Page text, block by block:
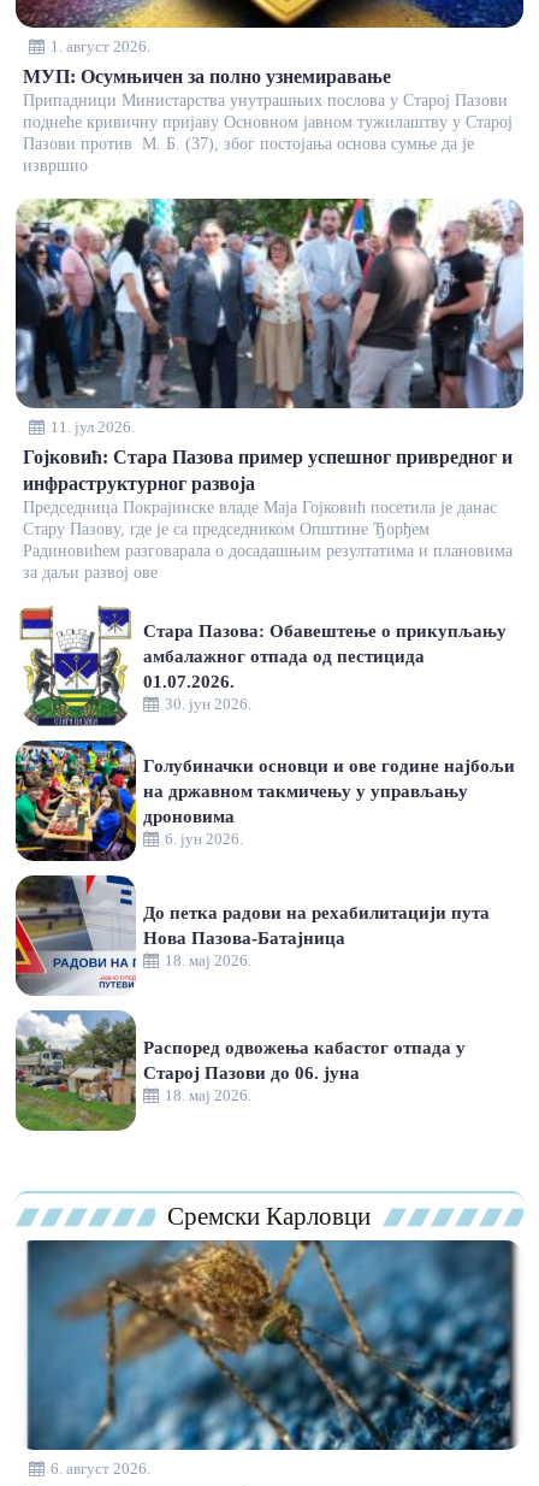
1. август 2026.
МУП: Осумњичен за полно узнемиравање
Припадници Министарства унутрашњих послова у Старој Пазови
поднеће кривичну пријаву Основном јавном тужилаштву у Старој
Пазови против М. Б. (37), због постојања основа сумње да је
извршио
11. јул 2026.
Гојковић: Стара Пазова пример успешног привредног и
инфраструктурног развоја
Председница Покрајинске владе Маја Гојковић посетила је данас
Стару Пазову, где је са председником Општине Ђорђем
Радиновићем разговарала о досадашњим резултатима и плановима
за даљи развој ове
30. јун 2026.
Стара Пазова: Обавештење о прикупљању
амбалажног отпада од пестицида
01.07.2026.
6. јун 2026.
Голубиначки основци и ове године најбољи
на државном такмичењу у управљању
дроновима
18. мај 2026.
До петка радови на рехабилитацији пута
Нова Пазова-Батајница
18. мај 2026.
Распоред одвожења кабастог отпада у
Старој Пазови до 06. јуна
Сремски Карловци
6. август 2026.